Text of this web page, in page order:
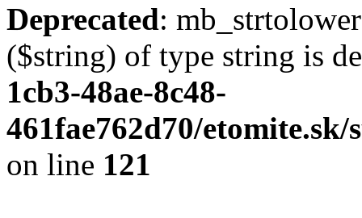
Deprecated:
($string) of type string is
1cb3-48ae-8c48-
461fae762d70/
on line 121